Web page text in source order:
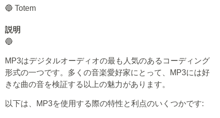
🔵 Totem
説明
🔵
MP3はデジタルオーディオの最も人気のあるコーディング
形式の一つです。多くの音楽愛好家にとって、MP3には好
きな曲の音を検証する以上の魅力があります。
以下は、MP3を使用する際の特性と利点のいくつかです: